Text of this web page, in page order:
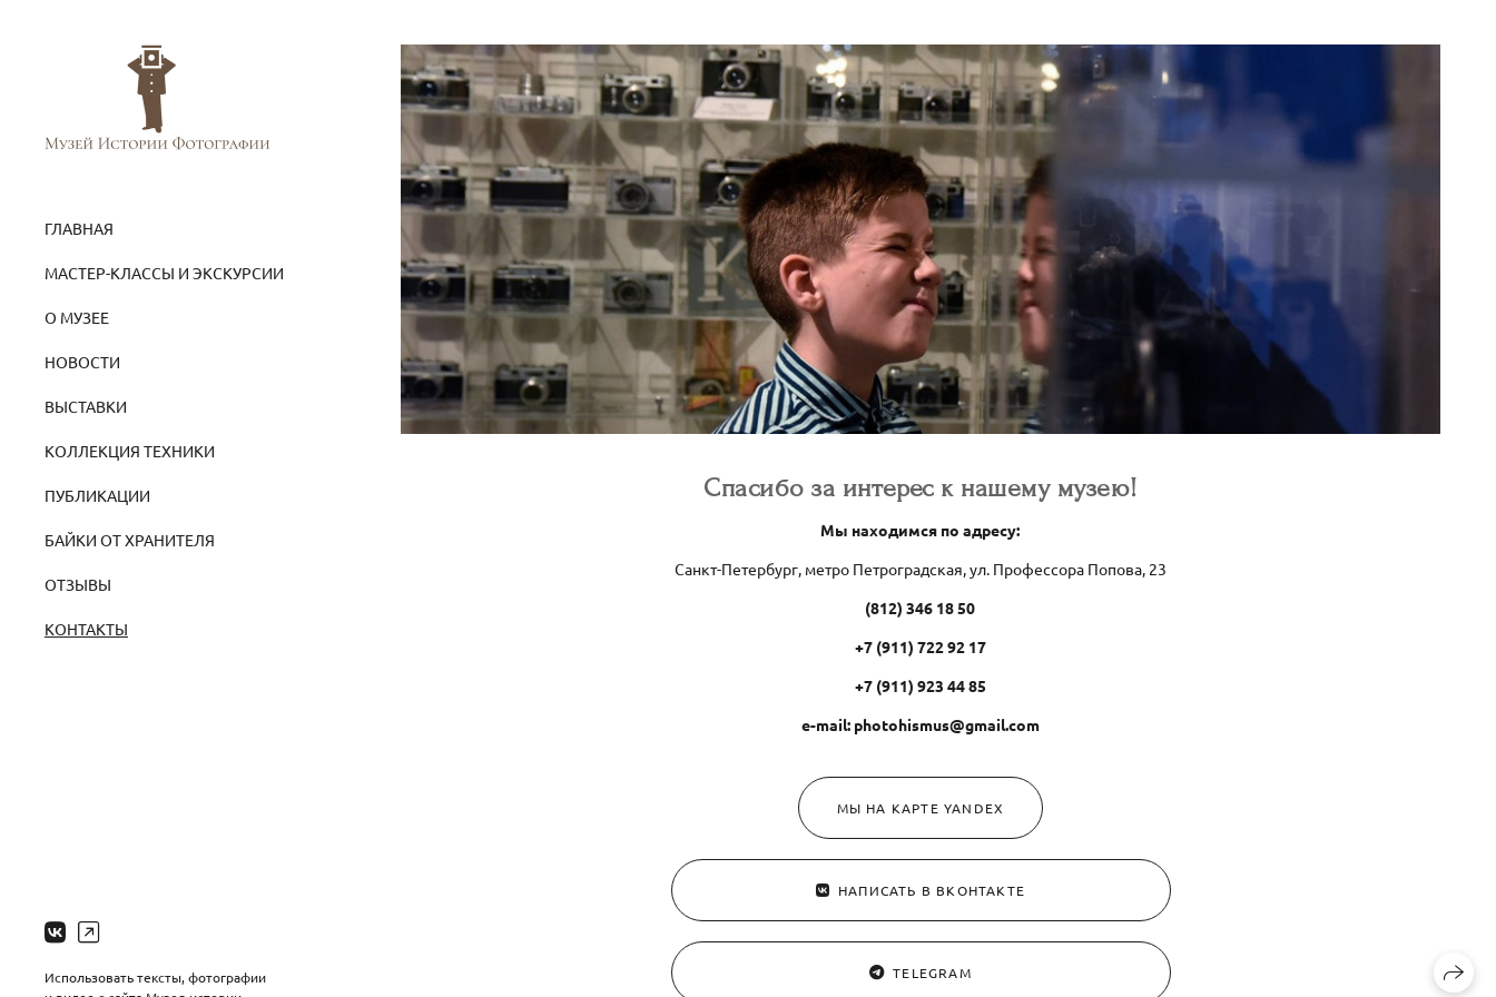
ГЛАВНАЯ
МАСТЕР-КЛАССЫ И ЭКСКУРСИИ
О МУЗЕЕ
НОВОСТИ
ВЫСТАВКИ
КОЛЛЕКЦИЯ ТЕХНИКИ
ПУБЛИКАЦИИ
БАЙКИ ОТ ХРАНИТЕЛЯ
ОТЗЫВЫ
КОНТАКТЫ
Использовать тексты, фотографии
Спасибо за интерес к нашему музею!
Мы находимся по адресу:
Санкт-Петербург, метро Петроградская, ул. Профессора Попова, 23
(812) 346 18 50
+7 (911) 722 92 17
+7 (911) 923 44 85
e-mail: photohismus@gmail.com
МЫ НА КАРТЕ YANDEX
НАПИСАТЬ В ВКОНТАКТЕ
TELEGRAM